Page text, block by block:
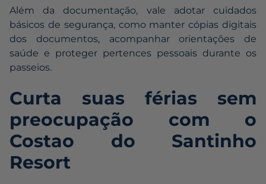
Além da documentação, vale adotar cuidados
básicos de segurança, como manter cópias digitais
dos documentos, acompanhar orientações de
saúde e proteger pertences pessoais durante os
passeios.
Curta suas férias sem
preocupação com o
Costao do Santinho
Resort